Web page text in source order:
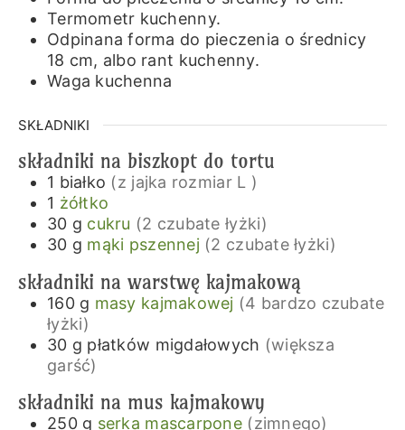
Termometr kuchenny.
Odpinana forma do pieczenia o średnicy
18 cm, albo rant kuchenny.
Waga kuchenna
SKŁADNIKI
składniki na biszkopt do tortu
1 białko (z jajka rozmiar L )
1 żółtko
30 g cukru (2 czubate łyżki)
30 g mąki pszennej (2 czubate łyżki)
składniki na warstwę kajmakową
160 g masy kajmakowej (4 bardzo czubate
łyżki)
30 g płatków migdałowych (większa
garść)
składniki na mus kajmakowy
250 g serka mascarpone (zimnego)